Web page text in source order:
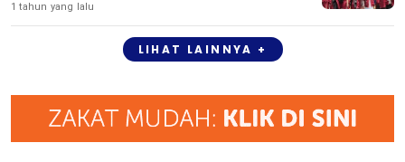
1 tahun yang lalu
LIHAT LAINNYA +